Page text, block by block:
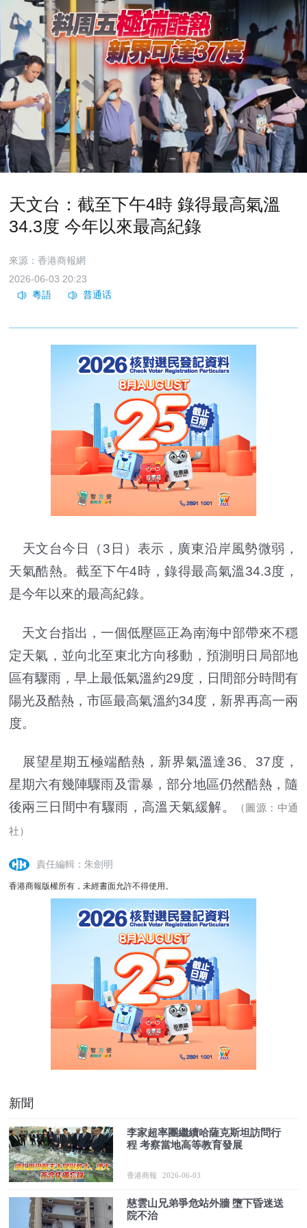
天文台：截至下午4時 錄得最高氣溫
34.3度 今年以來最高紀錄
來源：香港商報網
2026-06-03 20:23
天文台今日（3日）表示，廣東沿岸風勢微弱，
天氣酷熱。截至下午4時，錄得最高氣溫34.3度，
是今年以來的最高紀錄。
天文台指出，一個低壓區正為南海中部帶來不穩
定天氣，並向北至東北方向移動，預測明日局部地
區有驟雨，早上最低氣溫約29度，日間部分時間有
陽光及酷熱，市區最高氣溫約34度，新界再高一兩
度。
展望星期五極端酷熱，新界氣溫達36、37度，
星期六有幾陣驟雨及雷暴，部分地區仍然酷熱，隨
後兩三日間中有驟雨，高溫天氣緩解。
（圖源：中通
社）
責任編輯：朱劍明
香港商報版權所有，未經書面允許不得使用。
新聞
李家超率團繼續哈薩克斯坦訪問行
程 考察當地高等教育發展
香港商報 2026-06-03
慈雲山兄弟爭危站外牆 墮下昏迷送
院不治